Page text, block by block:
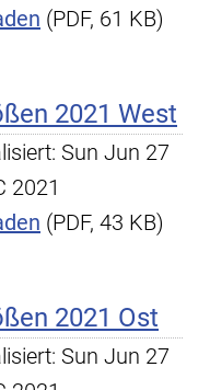
(PDF, 61 KB)
2021 West
Sun Jun 27
2021
(PDF, 43 KB)
2021 Ost
Sun Jun 27